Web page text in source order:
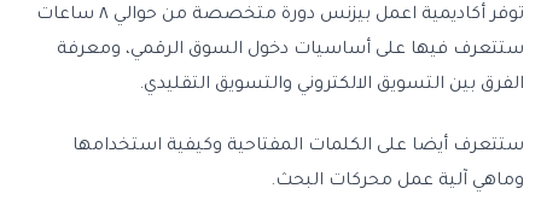
توفر أكاديمية اعمل بيزنس دورة متخصصة من حوالي ٨ ساعات
ستتعرف فيها على أساسيات دخول السوق الرقمي، ومعرفة
الفرق بين التسويق الالكتروني والتسويق التقليدي.
ستتعرف أيضا على الكلمات المفتاحية وكيفية استخدامها
وماهي آلية عمل محركات البحث.